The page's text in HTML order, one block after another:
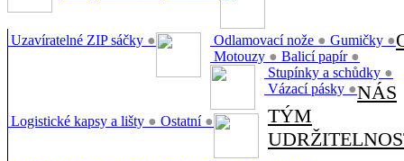
Uzavíratelné ZIP sáčky ● Odlamovací nože ● Gumičky ●
Motouzy ● Balicí papír ●
Stupínky a schůdky ●
Vázací pásky ●
Logistické kapsy a lišty ● Ostatní ●
NÁS
TÝM